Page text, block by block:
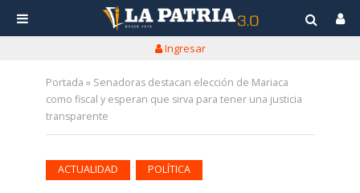
Ingresar
Portada » Senadoras destacan elección de Mariaca
como fiscal y esperan que sirva para tener una justicia
transparente
ACTUALIDAD POLÍTICA